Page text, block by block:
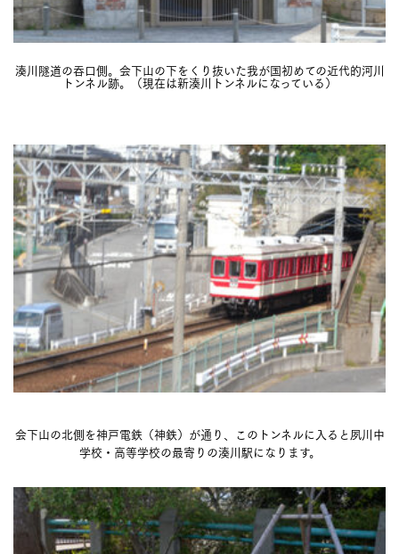
湊川隧道の吞口側。会下山の下をくり抜いた我が国初めての近代的河川
トンネル跡。（現在は新湊川トンネルになっている）
会下山の北側を神戸電鉄（神鉄）が通り、このトンネルに入ると夙川中
学校・高等学校の最寄りの湊川駅になります。